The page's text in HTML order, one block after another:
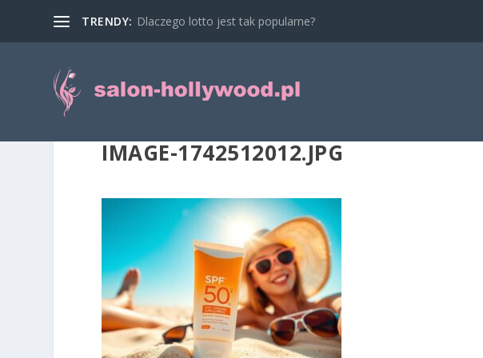
TRENDY: Dlaczego lotto jest tak popularne?
IMAGE-1742512012.JPG